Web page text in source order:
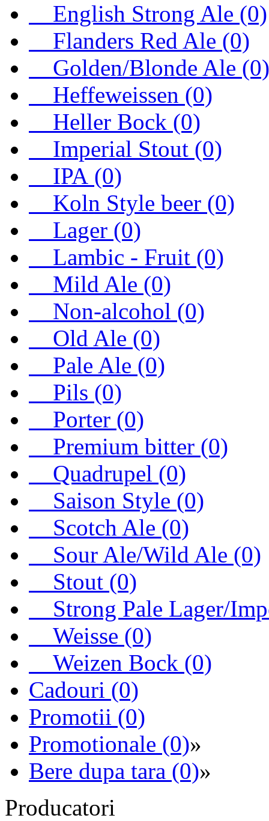
English Strong Ale (0)
Flanders Red Ale (0)
Golden/Blonde Ale (0)
Heffeweissen (0)
Heller Bock (0)
Imperial Stout (0)
IPA (0)
Koln Style beer (0)
Lager (0)
Lambic - Fruit (0)
Mild Ale (0)
Non-alcohol (0)
Old Ale (0)
Pale Ale (0)
Pils (0)
Porter (0)
Premium bitter (0)
Quadrupel (0)
Saison Style (0)
Scotch Ale (0)
Sour Ale/Wild Ale (0)
Stout (0)
Strong Pale Lager/
Weisse (0)
Weizen Bock (0)
Cadouri (0)
Promotii (0)
Promotionale (0)»
Bere dupa tara (0)»
Producatori